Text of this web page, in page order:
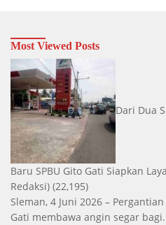
Most Viewed Posts
Dari Dua
Baru SPBU Gito Gati Siapkan
Redaksi) (22,195)
Sleman, 4 Juni 2026 –
Gati membawa angin segar